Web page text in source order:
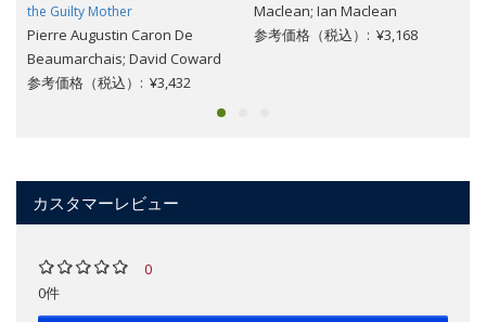
the Guilty Mother
Pierre Augustin Caron De
Beaumarchais; David Coward
参考価格（税込）: ¥3,432
Maclean; Ian Maclean
参考価格（税込）: ¥3,168
カスタマーレビュー
0
0件